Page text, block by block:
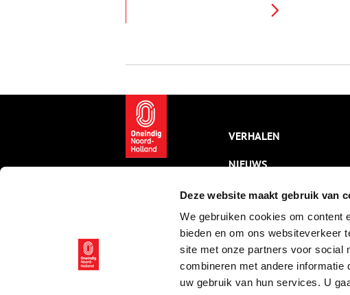
Deze website maakt gebruik van
We gebruiken cookies om content
bieden en om ons websiteverkeer
site met onze partners voor social
combineren met andere
uw gebruik van hun services. U
water over de dijk geslagen,
VERHALEN
NIEUWS
KALENDER
THEMA’S
ACTIVITEITEN
VIDEO’S